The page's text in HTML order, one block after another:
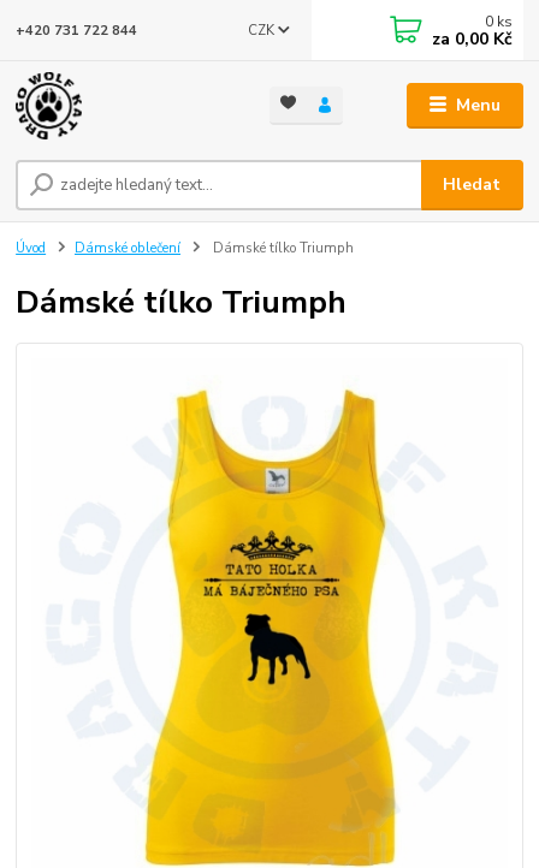
Menu
CZK
Hledat
+420 731 722 844 0 ks
za 0,00 Kč
Úvod Dámské oblečení Dámské tílko Triumph
Dámské tílko Triumph